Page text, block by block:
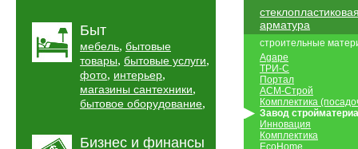
Быт
мебель, бытовые
товары, бытовые услуги,
фото, интерьер,
магазины сантехники,
бытовое оборудование,
Бизнес и финансы
арматура
строительные
Agape
ТРИ-С
Портал
АСМ-Строй
Комплектика
Завод
Инновация
Комплектика
EcoHome